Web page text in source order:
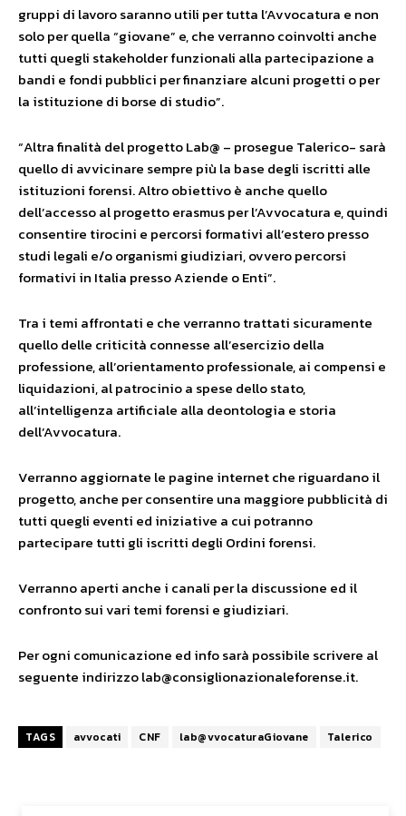
gruppi di lavoro saranno utili per tutta l’Avvocatura e non
solo per quella “giovane” e, che verranno coinvolti anche
tutti quegli stakeholder funzionali alla partecipazione a
bandi e fondi pubblici per finanziare alcuni progetti o per
la istituzione di borse di studio”.
“Altra finalità del progetto Lab@ – prosegue Talerico- sarà
quello di avvicinare sempre più la base degli iscritti alle
istituzioni forensi. Altro obiettivo è anche quello
dell’accesso al progetto erasmus per l’Avvocatura e, quindi
consentire tirocini e percorsi formativi all’estero presso
studi legali e/o organismi giudiziari, ovvero percorsi
formativi in Italia presso Aziende o Enti”.
Tra i temi affrontati e che verranno trattati sicuramente
quello delle criticità connesse all’esercizio della
professione, all’orientamento professionale, ai compensi e
liquidazioni, al patrocinio a spese dello stato,
all’intelligenza artificiale alla deontologia e storia
dell’Avvocatura.
Verranno aggiornate le pagine internet che riguardano il
progetto, anche per consentire una maggiore pubblicità di
tutti quegli eventi ed iniziative a cui potranno
partecipare tutti gli iscritti degli Ordini forensi.
Verranno aperti anche i canali per la discussione ed il
confronto sui vari temi forensi e giudiziari.
Per ogni comunicazione ed info sarà possibile scrivere al
seguente indirizzo lab@consiglionazionaleforense.it.
TAGS avvocati CNF lab@vvocaturaGiovane Talerico